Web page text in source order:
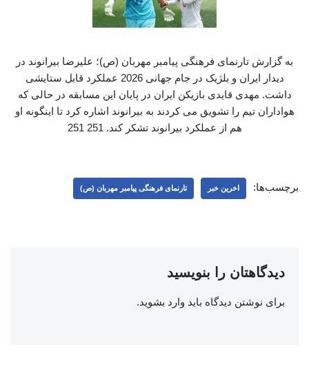
به گزارش تارنمای فرهنگی پیامبر مهربان (ص)؛ علیرضا بیرانوند در
دیدار ایران و بلژیک در جام جهانی 2026 عملکرد قابل ستایشی
داشت. مهدی قایدی بازیکن ایران در پایان این مسابقه در حالی که
هواداران تیم را تشویق می کردند به بیرانوند اشاره کرد تا اینگونه او
هم از عملکرد بیرانوند تشکر کند. 251 251
برچسب‌ها: اخرین خبر تارنمای فرهنگی پیامبر مهربان (ص)
دیدگاهتان را بنویسید
برای نوشتن دیدگاه باید وارد بشوید.